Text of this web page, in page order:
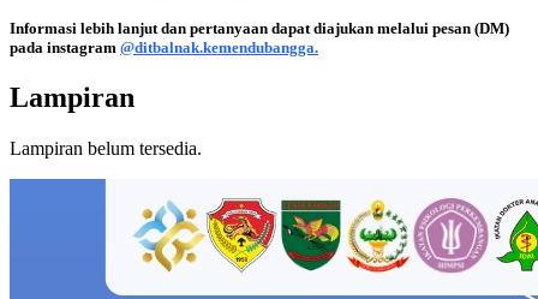
Informasi lebih lanjut dan pertanyaan dapat diajukan melalui pesan (DM)
pada instagram @ditbalnak.kemendubangga.
Lampiran
Lampiran belum tersedia.